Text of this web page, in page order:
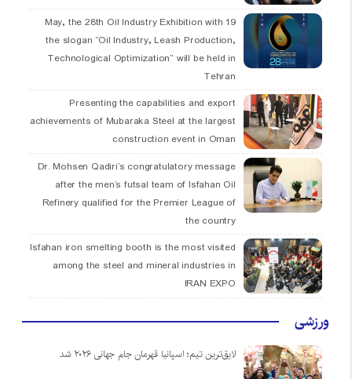
19 May, the 28th Oil Industry Exhibition with
the slogan “Oil Industry, Leash Production,
Technological Optimization” will be held in
Tehran
Presenting the capabilities and export
achievements of Mubaraka Steel at the largest
construction event in Oman
Dr. Mohsen Qadiri’s congratulatory message
after the men’s futsal team of Isfahan Oil
Refinery qualified for the Premier League of
the country
Isfahan iron smelting booth is the most visited
among the steel and mineral industries in
IRAN EXPO
ورزشی
لایق‌ترین تیم؛ اسپانیا قهرمان جام جهانی ۲۰۲۶ شد